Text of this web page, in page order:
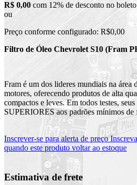
R$ 0,00 com 12% de desconto no
ou
Preço conforme configurado: R$0,00
Filtro de Óleo Chevrolet S10 (Fram
Fram é um dos lideres mundiais na área
motores, oferecendo produtos de alta
compactos e leves. Em todos testes,
SUPERIORES aos padrões mínimos de
Inscrever-se para alerta de preço
quando este produto voltar ao estoque
Estimativa de frete